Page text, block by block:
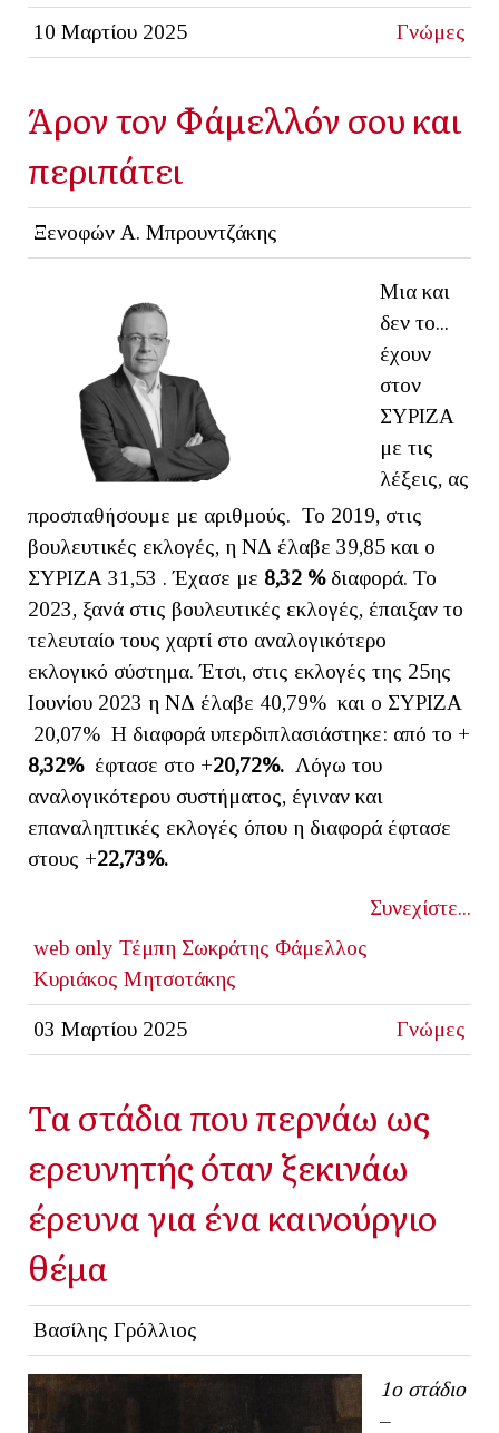
10 Μαρτίου 2025 Γνώμες
Άρον τον Φάμελλόν σου και
περιπάτει
Ξενοφών Α. Μπρουντζάκης
Μια και
δεν το...
έχουν
στον
ΣΥΡΙΖΑ
με τις
λέξεις, ας
προσπαθήσουμε με αριθμούς. Το 2019, στις
βουλευτικές εκλογές, η ΝΔ έλαβε 39,85 και ο
ΣΥΡΙΖΑ 31,53 . Έχασε με 8,32 %διαφορά. Το
2023, ξανά στις βουλευτικές εκλογές, έπαιξαν το
τελευταίο τους χαρτί στο αναλογικότερο
εκλογικό σύστημα. Έτσι, στις εκλογές της 25ης
Ιουνίου 2023 η ΝΔ έλαβε 40,79% και ο ΣΥΡΙΖΑ
20,07% Η διαφορά υπερδιπλασιάστηκε: από το +
8,32%έφτασε στο +20,72%. Λόγω του
αναλογικότερου συστήματος, έγιναν και
επαναληπτικές εκλογές όπου η διαφορά έφτασε
στους +22,73%.
Συνεχίστε...
web only Τέμπη Σωκράτης Φάμελλος
Κυριάκος Μητσοτάκης
03 Μαρτίου 2025 Γνώμες
Τα στάδια που περνάω ως
ερευνητής όταν ξεκινάω
έρευνα για ένα καινούργιο
θέμα
Βασίλης Γρόλλιος
1ο στάδιο
–